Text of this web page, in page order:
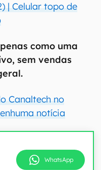
| Celular topo de
como uma
sem vendas
Canaltech no
notícia
WhatsApp